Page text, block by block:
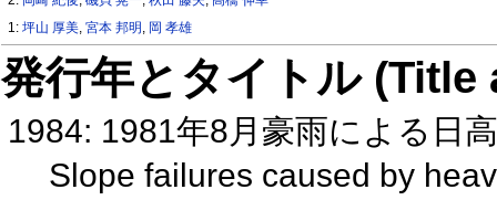
1:坪山 厚美 ,宮本 邦明 岡 孝雄
発行年とタイトル
1984: 1981年8月豪雨による日
Slope failures caused by